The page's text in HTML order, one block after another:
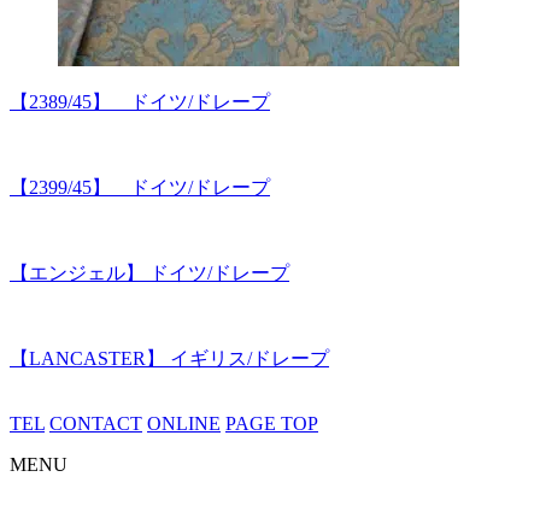
【2389/45】 ドイツ/ドレープ
【2399/45】 ドイツ/ドレープ
【エンジェル】 ドイツ/ドレープ
【LANCASTER】 イギリス/ドレープ
TEL CONTACT ONLINE PAGE TOP
MENU